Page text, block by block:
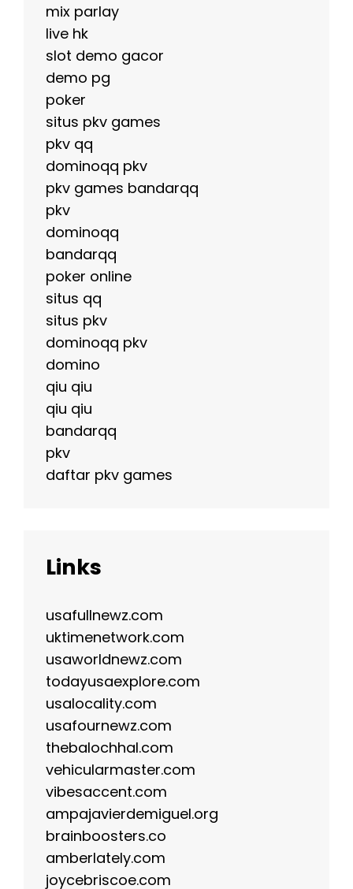
mix parlay
live hk
slot demo gacor
demo pg
poker
situs pkv games
pkv qq
dominoqq pkv
pkv games bandarqq
pkv
dominoqq
bandarqq
poker online
situs qq
situs pkv
dominoqq pkv
domino
qiu qiu
qiu qiu
bandarqq
pkv
daftar pkv games
Links
usafullnewz.com
uktimenetwork.com
usaworldnewz.com
todayusaexplore.com
usalocality.com
usafournewz.com
thebalochhal.com
vehicularmaster.com
vibesaccent.com
ampajavierdemiguel.org
brainboosters.co
amberlately.com
joycebriscoe.com